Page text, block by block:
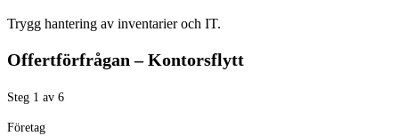
Trygg hantering av inventarier och IT.
Offertförfrågan – Kontorsflytt
Steg 1 av 6
Företag